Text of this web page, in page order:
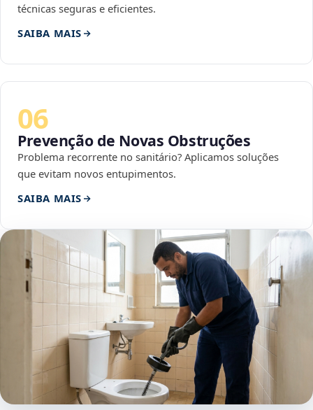
técnicas seguras e eficientes.
SAIBA MAIS
06
Prevenção de Novas Obstruções
Problema recorrente no sanitário? Aplicamos soluções
que evitam novos entupimentos.
SAIBA MAIS